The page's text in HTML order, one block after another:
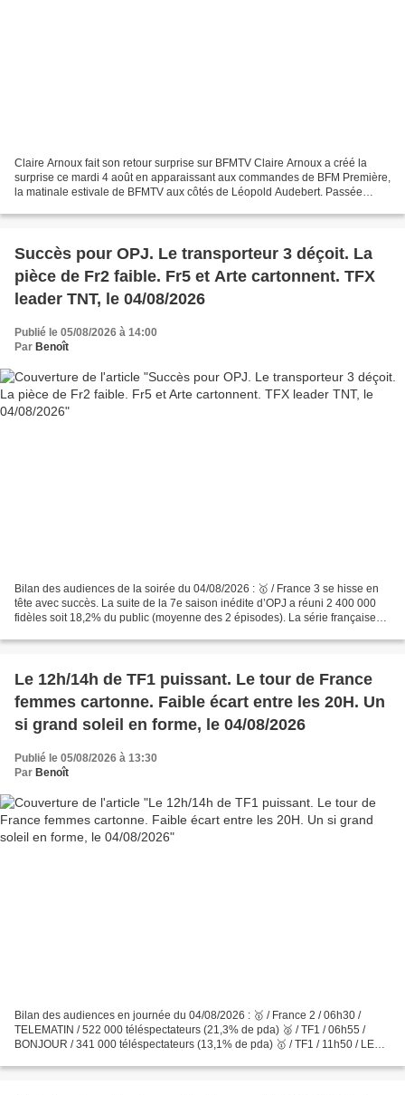
Claire Arnoux fait son retour surprise sur BFMTV Claire Arnoux a créé la
surprise ce mardi 4 août en apparaissant aux commandes de BFM Première,
la matinale estivale de BFMTV aux côtés de Léopold Audebert. Passée
Succès pour OPJ. Le transporteur 3 déçoit. La
pièce de Fr2 faible. Fr5 et Arte cartonnent. TFX
leader TNT, le 04/08/2026
Publié le 05/08/2026 à 14:00
Par Benoît
Bilan des audiences de la soirée du 04/08/2026 : 🥇 / France 3 se hisse en
tête avec succès. La suite de la 7e saison inédite d’OPJ a réuni 2 400 000
fidèles soit 18,2% du public (moyenne des 2 épisodes). La série française
Le 12h/14h de TF1 puissant. Le tour de France
femmes cartonne. Faible écart entre les 20H. Un
si grand soleil en forme, le 04/08/2026
Publié le 05/08/2026 à 13:30
Par Benoît
Bilan des audiences en journée du 04/08/2026 : 🥇 / France 2 / 06h30 /
TELEMATIN / 522 000 téléspectateurs (21,3% de pda) 🥈 / TF1 / 06h55 /
BONJOUR / 341 000 téléspectateurs (13,1% de pda) 🥇 / TF1 / 11h50 / LES